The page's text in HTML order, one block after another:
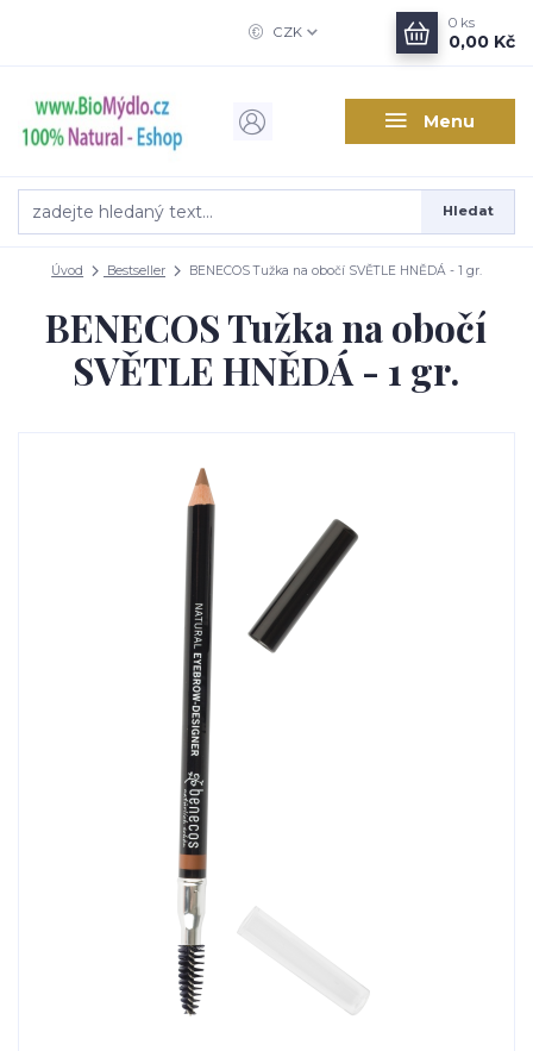
Menu
CZK
Hledat
0 ks
0,00 Kč
Úvod Bestseller BENECOS Tužka na obočí SVĚTLE HNĚDÁ - 1 gr.
BENECOS Tužka na obočí
SVĚTLE HNĚDÁ - 1 gr.